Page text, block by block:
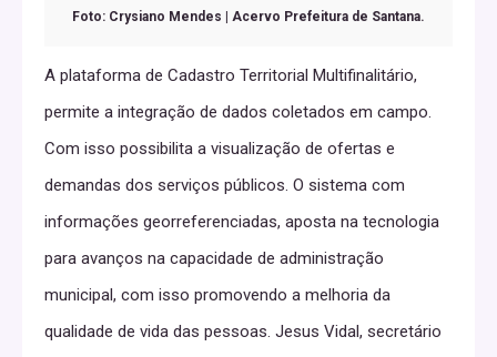
Foto: Crysiano Mendes | Acervo Prefeitura de Santana.
A plataforma de Cadastro Territorial Multifinalitário,
permite a integração de dados coletados em campo.
Com isso possibilita a visualização de ofertas e
demandas dos serviços públicos. O sistema com
informações georreferenciadas, aposta na tecnologia
para avanços na capacidade de administração
municipal, com isso promovendo a melhoria da
qualidade de vida das pessoas. Jesus Vidal, secretário